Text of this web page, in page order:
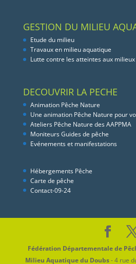
GESTION DU MILIEU
Etude du milieu
Travaux en milieu aquatique
Lutte contre les atteintes aux
DECOUVRIR LA PECHE
Animation Pêche Nature
Une animation Pêche Nature pour
Ateliers Pêche Nature des AAPPMA
Moniteurs Guides de pêche
Evénements et manifestations
Hébergements Pêche
Carte de pêche
Contact-09-24
Fédération Départementale de
Milieu Aquatique du Doubs- 4 rue